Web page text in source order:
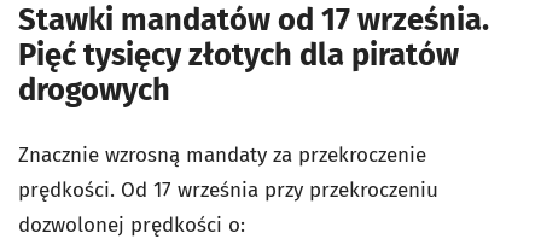
Stawki mandatów od 17 września.
Pięć tysięcy złotych dla piratów
drogowych
Znacznie wzrosną mandaty za przekroczenie
prędkości. Od 17 września przy przekroczeniu
dozwolonej prędkości o: